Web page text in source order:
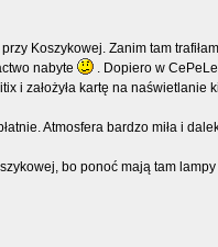
Koszykowej. Zanim tam
nabyte
. Dopiero w
i założyła kartę na naświetlanie
Atmosfera bardzo miła i
bo ponoć mają tam